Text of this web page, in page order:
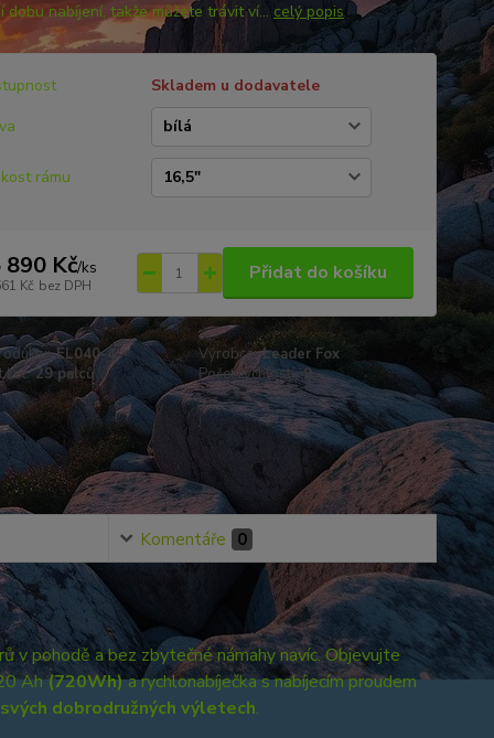
dobu nabíjení, takže můžete trávit ví... celý popis
Skladem u dodavatele
rámu
890 Kč/ks
Kč bez DPH
Přidat do košíku
EL040-4 Výrobce: Leader Fox
kol: 29 palců Počet rychlostí: 9
Komentáře 0
pohodě a bez zbytečné námahy navíc. Objevujte
Ah(720Wh)a rychlonabíječka s nabíjecím proudem
dobrodružných výletech.